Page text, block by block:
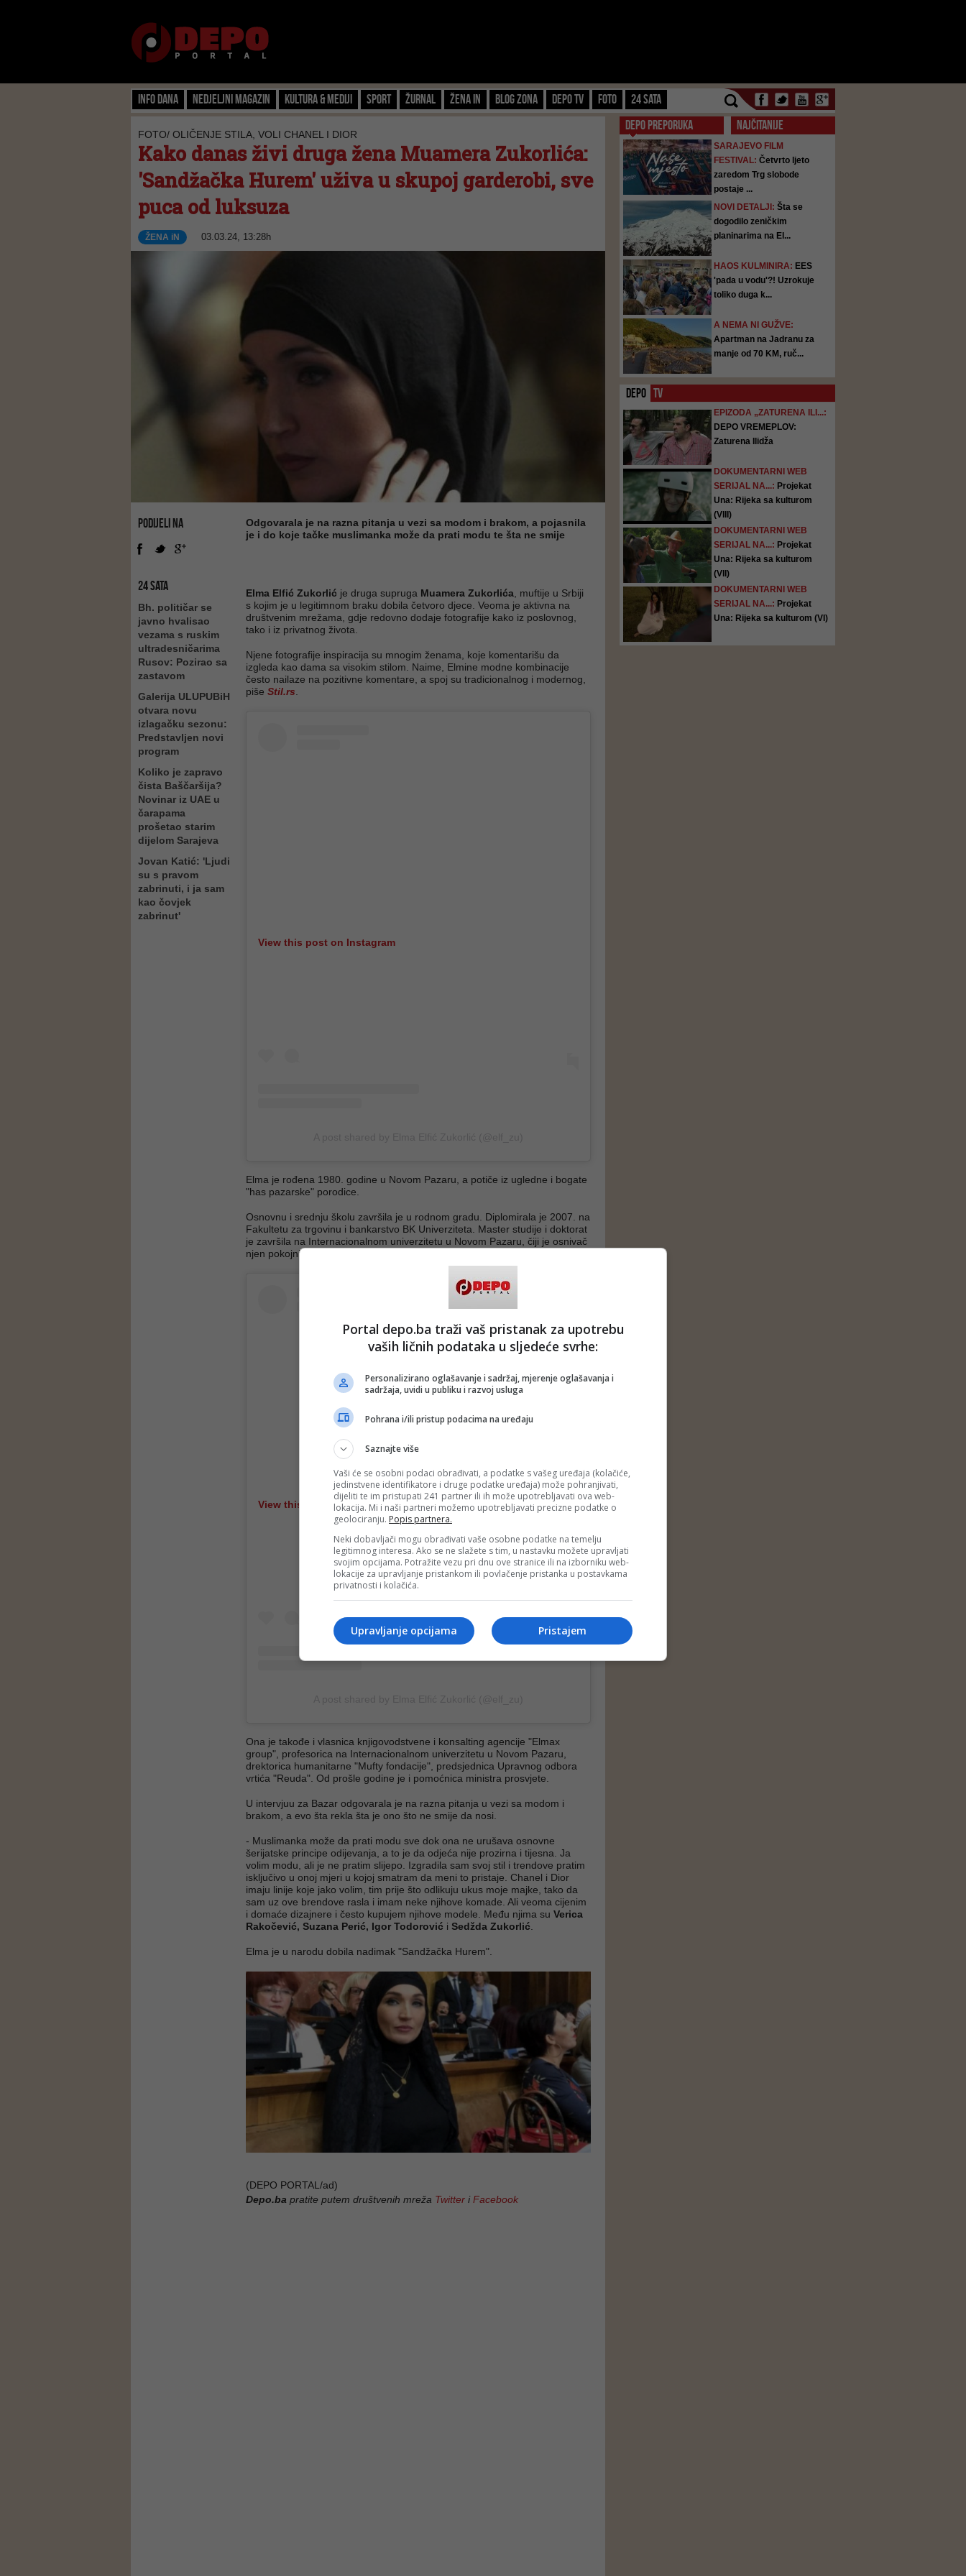
Info dana Nedjeljni magazin Kultura & Mediji Sport Žurnal Žena IN Blog zona Depo TV FOTO 24 SATA
FOTO/ OLIČENJE STILA, VOLI CHANEL I DIOR
Kako danas živi druga žena Muamera Zukorlića:
'Sandžačka Hurem' uživa u skupoj garderobi, sve
puca od luksuza
ŽENA iN 03.03.24, 13:28h
PODIJELI NA
24 SATA
Bh. političar se
javno hvalisao
vezama s ruskim
ultradesničarima
Rusov: Pozirao sa
zastavom
Galerija ULUPUBiH
otvara novu
izlagačku sezonu:
Predstavljen novi
program
Koliko je zapravo
čista Baščaršija?
Novinar iz UAE u
čarapama
prošetao starim
dijelom Sarajeva
Jovan Katić: 'Ljudi
su s pravom
zabrinuti, i ja sam
kao čovjek
zabrinut'
Odgovarala je na razna pitanja u vezi sa modom i brakom, a pojasnila
je i do koje tačke muslimanka može da prati modu te šta ne smije
Elma Elfić Zukorlić je druga supruga Muamera Zukorlića , muftije u Srbiji
s kojim je u legitimnom braku dobila četvoro djece. Veoma je aktivna na
društvenim mrežama, gdje redovno dodaje fotografije kako iz poslovnog,
tako i iz privatnog života.
Njene fotografije inspiracija su mnogim ženama, koje komentarišu da
izgleda kao dama sa visokim stilom. Naime, Elmine modne kombinacije
često nailaze na pozitivne komentare, a spoj su tradicionalnog i modernog,
piše Stil.rs
View this post on Instagram
Elma je rođena 1980. godine u Novom Pazaru, a potiče iz ugledne i bogate
"has pazarske" porodice.
Osnovnu i srednju školu završila je u rodnom gradu. Diplomirala je 2007. na
Fakultetu za trgovinu i bankarstvo BK Univerziteta. Master studije i doktorat
je završila na Internacionalnom univerzitetu u Novom Pazaru, čiji je osnivač
njen pokojni suprug. Navodno su se tu i upoznali, a ljubav se odmah rodila.
View this post on Instagram
Ona je takođe i vlasnica knjigovodstvene i konsalting agencije "Elmax
group", profesorica na Internacionalnom univerzitetu u Novom Pazaru,
drektorica humanitarne "Mufty fondacije", predsjednica Upravnog odbora
vrtića "Reuda". Od prošle godine je i pomoćnica ministra prosvjete.
U intervjuu za Bazar odgovarala je na razna pitanja u vezi sa modom i
brakom, a evo šta rekla šta je ono što ne smije da nosi.
- Muslimanka može da prati modu sve dok ona ne urušava osnovne
šerijatske principe odijevanja, a to je da odjeća nije prozirna i tijesna. Ja
volim modu, ali je ne pratim slijepo. Izgradila sam svoj stil i trendove pratim
isključivo u onoj mjeri u kojoj smatram da meni to pristaje. Chanel i Dior
imaju linije koje jako volim, tim prije što odlikuju ukus moje majke, tako da
sam uz ove brendove rasla i imam neke njihove komade. Ali veoma cijenim
i domaće dizajnere i često kupujem njihove modele. Među njima su Verica
Rakočević, Suzana Perić, Igor Todorović i Sedžda Zukorlić
Elma je u narodu dobila nadimak "Sandžačka Hurem".
(DEPO PORTAL/ad)
Depo.ba pratite putem društvenih mreža Twitter iFacebook
DEPO PREPORUKA NAJČITANIJE
SARAJEVO FILM
FESTIVAL: Četvrto ljeto
zaredom Trg slobode
postaje ...
NOVI DETALJI: Šta se
dogodilo zeničkim
planinarima na El...
HAOS KULMINIRA: EES
'pada u vodu'?! Uzrokuje
toliko duga k...
A NEMA NI GUŽVE:
Apartman na Jadranu za
manje od 70 KM, ruč...
DEPO TV
EPIZODA „ZATURENA ILI...:
DEPO VREMEPLOV:
Zaturena Ilidža
DOKUMENTARNI WEB
SERIJAL NA...: Projekat
Una: Rijeka sa kulturom
(VIII)
DOKUMENTARNI WEB
SERIJAL NA...: Projekat
Una: Rijeka sa kulturom
(VII)
DOKUMENTARNI WEB
SERIJAL NA...: Projekat
Una: Rijeka sa kulturom (VI)
Portal depo.ba traži vaš pristanak za upotrebu
vaših ličnih podataka u sljedeće svrhe:
Personalizirano oglašavanje i sadržaj, mjerenje oglašavanja i
sadržaja, uvidi u publiku i razvoj usluga
Pohrana i/ili pristup podacima na uređaju
Saznajte više
Vaši će se osobni podaci obrađivati, a podatke s vašeg uređaja (kolačiće,
jedinstvene identifikatore i druge podatke uređaja) može pohranjivati,
dijeliti te im pristupati 241 partner ili ih može upotrebljavati ova web-
lokacija. Mi i naši partneri možemo upotrebljavati precizne podatke o
geolociranju. Popis partnera.
Neki dobavljači mogu obrađivati vaše osobne podatke na temelju
legitimnog interesa. Ako se ne slažete s tim, u nastavku možete upravljati
svojim opcijama. Potražite vezu pri dnu ove stranice ili na izborniku web-
lokacije za upravljanje pristankom ili povlačenje pristanka u postavkama
privatnosti i kolačića.
Pristajem
Upravljanje opcijama